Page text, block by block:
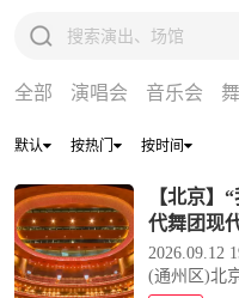
全部 演唱会 音乐会
默认 按热门 按时间
【北京】
代舞团现
2026.09.12
(通州区)北